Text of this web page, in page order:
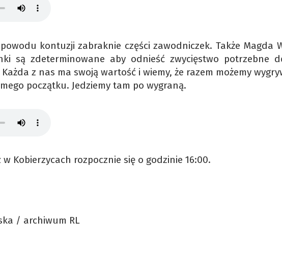
kontuzji zabraknie części zawodniczek. Także Magda
są zdeterminowane aby odnieść zwycięstwo potrzebne
z nas ma swoją wartość i wiemy, że razem możemy
początku. Jedziemy tam po wygraną.
Kobierzycach rozpocznie się o godzinie 16:00.
/ archiwum RL